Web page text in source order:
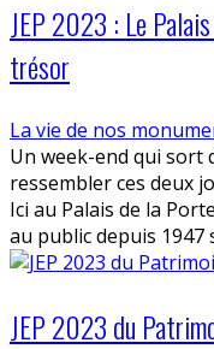
JEP 2023 : Le
trésor
La vie de nos
Un week-end qui sort
ressembler ces deux
Ici au Palais de la
au public depuis 1947
JEP 2023 du